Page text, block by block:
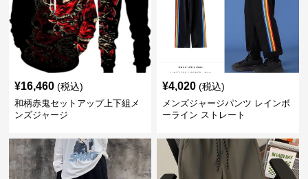
¥16,460 (税込)
和柄赤鬼セットアップ上下組メ
ンズジャージ
¥4,020 (税込)
メンズジャージパンツ レインボ
ーライン ストレート